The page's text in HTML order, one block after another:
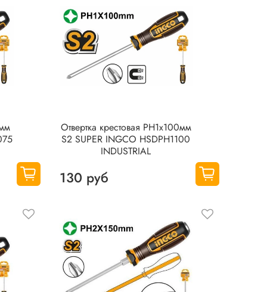
Отвертка крестовая PH1x100мм
S2 SUPER INGCO HSDPH1100
INDUSTRIAL
130 руб